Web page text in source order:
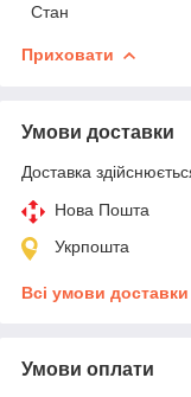
Стан
Приховати
Умови доставки
Доставка
Нова Пошта
Укрпошта
Всі умови доставки
Умови оплати